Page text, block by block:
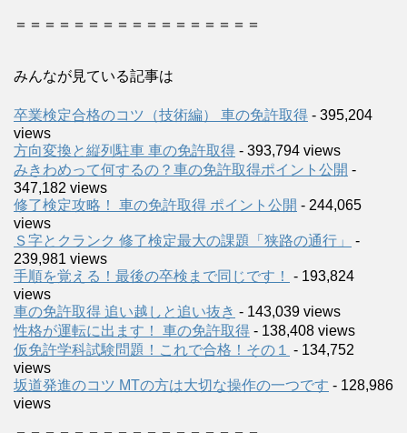
＝＝＝＝＝＝＝＝＝＝＝＝＝＝＝＝＝
みんなが見ている記事は
卒業検定合格のコツ（技術編） 車の免許取得 - 395,204
views
方向変換と縦列駐車 車の免許取得 - 393,794 views
みきわめって何するの？車の免許取得ポイント公開 -
347,182 views
修了検定攻略！ 車の免許取得 ポイント公開 - 244,065
views
Ｓ字とクランク 修了検定最大の課題「狭路の通行」
-
239,981 views
手順を覚える！最後の卒検まで同じです！
- 193,824
views
車の免許取得 追い越しと追い抜き - 143,039 views
性格が運転に出ます！ 車の免許取得 - 138,408 views
仮免許学科試験問題！これで合格！その１
- 134,752
views
坂道発進のコツ MTの方は大切な操作の一つです - 128,986
views